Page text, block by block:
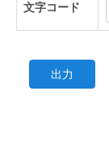
文字コード